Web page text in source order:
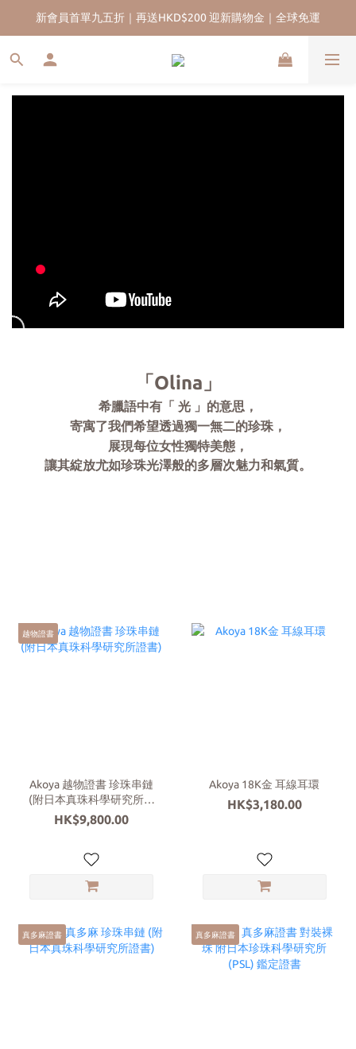
香港13年珍珠品牌｜實體門市｜五年售後保養服務
「Olina」
希臘語中有「 光 」的意思，
寄寓了我們希望透過獨一無二的珍珠，
展現每位女性獨特美態，
讓其綻放尤如珍珠光澤般的多層次魅力和氣質。
越物證書
Akoya 越物證書 珍珠串鏈
(附日本真珠科學研究所證
書)
HK$9,800.00
Akoya 18K金 耳線耳環
HK$3,180.00
真多麻證書 真多麻證書